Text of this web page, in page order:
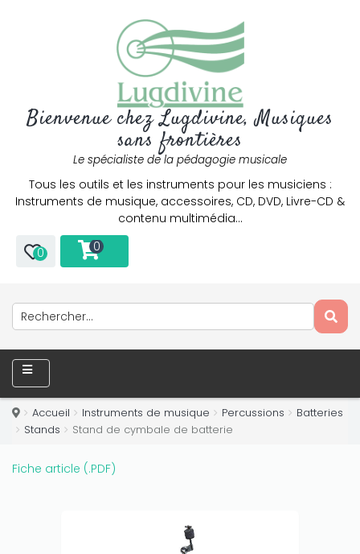
Bienvenue chez Lugdivine, Musiques
sans frontières
Le spécialiste de la pédagogie musicale
Tous les outils et les instruments pour les musiciens :
Instruments de musique, accessoires, CD, DVD, Livre-CD &
contenu multimédia…
0 0
Accueil Instruments de musique Percussions
Batteries
Stands
Stand de cymbale de batterie
Fiche article (.PDF)